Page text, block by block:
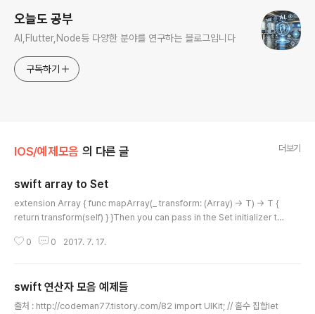
오늘도 공부
AI,Flutter,Node등 다양한 분야를 연구하는 블로그입니다
구독하기
IOS/예제모음 의 다른 글 더보기
swift array to Set
extension Array { func mapArray(_ transform: (Array) -> T) -> T {
return transform(self) } }Then you can pass in the Set initializer to
ay(Set.init)
0 0 2017. 7. 17.
swift 연산자 모음 예제들
출처 : http://codeman77.tistory.com/82 import UIKit; // 홀수 집합let